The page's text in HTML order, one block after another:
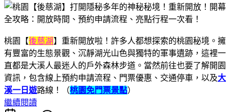
桃園【後慈湖】重新開放啦！許多人都想探索的桃園秘境。擁
有豐富的生態景觀、沉靜湖光山色與獨特的軍事遺跡，這裡一
直都是大溪人最迷人的戶外森林步道。當然前往也要了解開園
資訊，包含線上預約申請流程、門票優惠、交通停車，以及大
溪一日遊路線！（桃園免門票景點）
繼續閱讀